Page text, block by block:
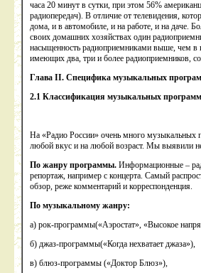
часа 20 минут в сутки, при этом 56%
радиопередач). В отличие от телевидения,
дома, и в автомобиле, и на работе, и на даче.
своих домашних хозяйствах один
насыщенность радиоприемниками выше, чем в
имеющих два, три и более радиоприемников,
Глава II. Специфика музыкальных
2.1 Классификация музыкальных программ
На «Радио России» очень много музыкальных
любой вкус и на любой возраст. Мы выявили
По жанру программы. Информационные –
репортаж, например с концерта. Самый
обзор, реже комментарий и корреспонденция.
По музыкальному жанру:
а) рок-программы(«Аэростат», «Высокое
б) джаз-программы(«Когда нехватает джаза»),
в) блюз-программы («Доктор Блюз»),